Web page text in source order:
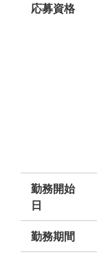
応募資格
勤務開始
日
勤務期間